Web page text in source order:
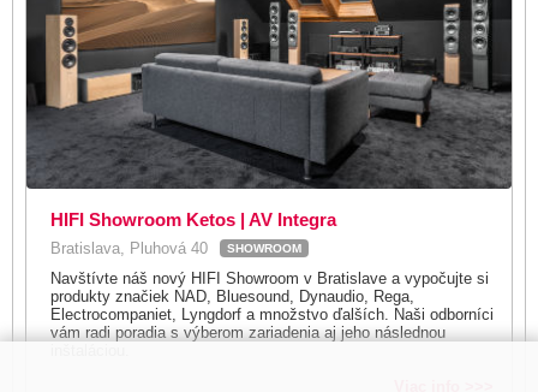
HIFI Showroom Ketos | AV Integra
Bratislava, Pluhová 40 SHOWROOM
Navštívte náš nový HIFI Showroom v Bratislave a vypočujte si
produkty značiek NAD, Bluesound, Dynaudio, Rega,
Electrocompaniet, Lyngdorf a množstvo ďalších. Naši odborníci
vám radi poradia s výberom zariadenia aj jeho následnou